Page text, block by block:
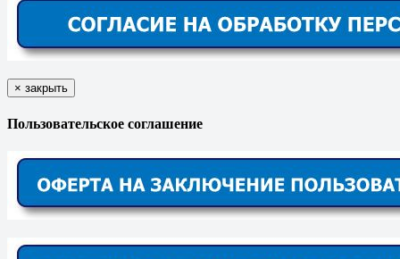
× закрыть
Пользовательское соглашение